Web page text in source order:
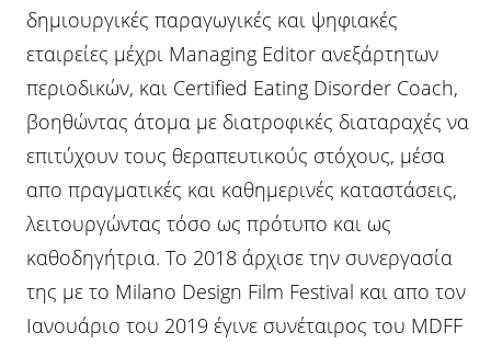
δημιουργικές παραγωγικές και ψηφιακές
εταιρείες μέχρι Managing Editor ανεξάρτητων
περιοδικών, και Certified Eating Disorder Coach,
βοηθώντας άτομα με διατροφικές διαταραχές να
επιτύχουν τους θεραπευτικούς στόχους, μέσα
απο πραγματικές και καθημερινές καταστάσεις,
λειτουργώντας τόσο ως πρότυπο και ως
καθοδηγήτρια. Το 2018 άρχισε την συνεργασία
της με το Milano Design Film Festival και απο τον
Ιανουάριο του 2019 έγινε συνέταιρος του MDFF